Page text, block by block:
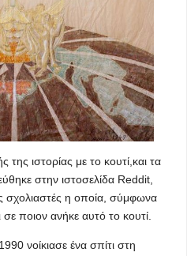
της ιστορίας με το κουτί,και τα
στην ιστοσελίδα Reddit,
σχολιαστές η οποία, σύμφωνα
σε ποιον ανήκε αυτό το κουτί.
νοίκιασε ένα σπίτι στη